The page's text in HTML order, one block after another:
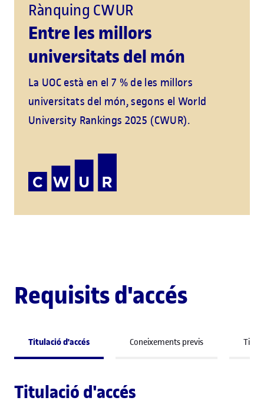
Rànquing CWUR
Entre les millors
universitats del món
La UOC està en el 7 % de les millors
universitats del món, segons el World
University Rankings 2025 (CWUR).
Requisits d'accés
Titulació d'accés Coneixements previs
Titulació d'accés